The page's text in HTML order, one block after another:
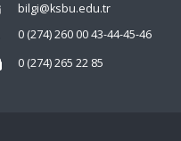
bilgi@ksbu.edu.tr
0 (274) 260 00 43-44-45-46
0 (274) 265 22 85